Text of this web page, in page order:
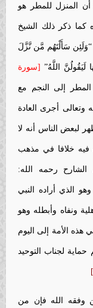
أن المنزل للمطر هو
كما ذكر ذلك الشيخ
“وَلَئِن سَأَلْتَهُم مَّن نَّزَّلَ
اللَّهُ” [سورة
إلى النجم مع
وتعالى أجرى العادة
لبعض الناس أنه لا
فيه خلافا في مذهب
رحمه الله:
الذي أراده النبي
ونفاه وأبطله وهو
الأمة إلى اليوم
لجناب التوحيد
وفقه الله فإن من